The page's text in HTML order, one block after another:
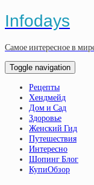
Infodays
Самое интересное в
Toggle navigation
Рецепты
Хендмейд
Дом и Сад
Здоровье
Женский Гид
Путешествия
Интересно
Шопинг Блог
КупиОбзор